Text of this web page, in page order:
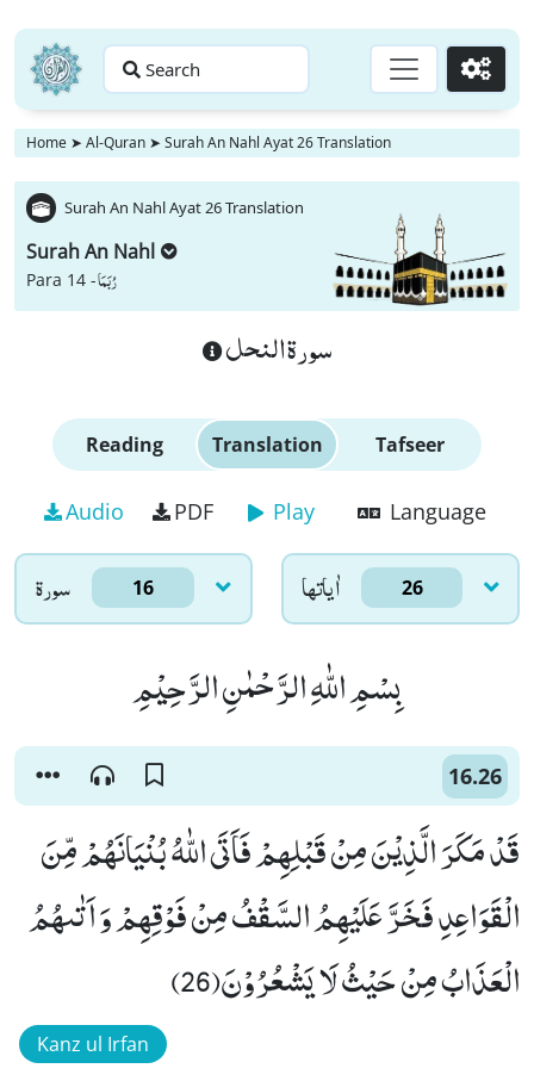
Search Go
Home ➤ Al-Quran ➤ Surah An Nahl Ayat 26 Translation
Surah An Nahl Ayat 26 Translation
Surah An Nahl
Para 14 -رُبَمَا
سورة النحل
Reading Translation Tafseer
Audio PDF Play Language
سورۃ 16 اٰياتها 26
بِسْمِ اللّٰهِ الرَّحْمٰنِ الرَّحِیْمِ
16.26
قَدْ مَكَرَ الَّذِیْنَ مِنْ قَبْلِهِمْ فَاَتَى اللّٰهُ بُنْیَانَهُمْ مِّنَ
الْقَوَاعِدِ فَخَرَّ عَلَیْهِمُ السَّقْفُ مِنْ فَوْقِهِمْ وَ اَتٰىهُمُ
الْعَذَابُ مِنْ حَیْثُ لَا یَشْعُرُوْنَ(26)
Kanz ul Irfan